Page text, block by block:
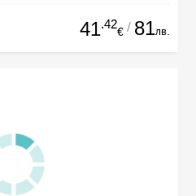
41.42
€ / 81лв.